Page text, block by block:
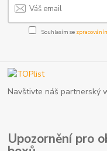
Souhlasím se
Navštivte náš partnerský
Upozornění pro